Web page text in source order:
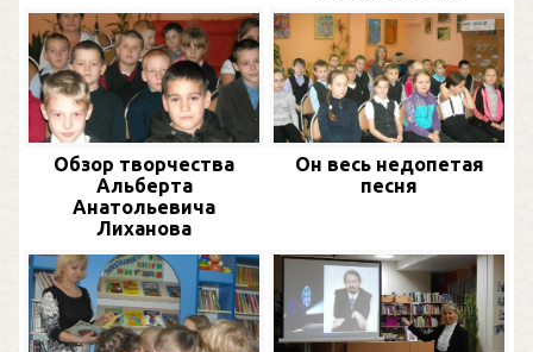
Обзор творчества
Альберта
Анатольевича
Лиханова
Он весь недопетая
песня